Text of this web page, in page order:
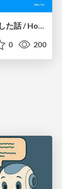
2年かけて Deno に DOMMatrix を実装した話 / How I implemented DOMMatrix in Deno over two years
0 200